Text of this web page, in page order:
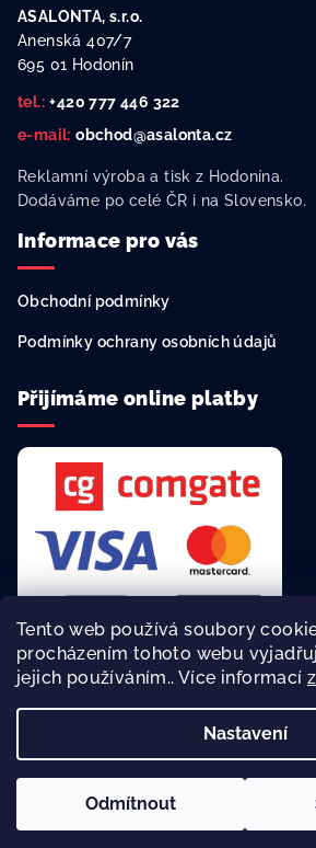
Tento web používá soubory
procházením tohoto webu
jejich používáním.. Více informací
Nastavení
Odmítnout
ASALONTA, s.r.o.
Anenská 407/7
695 01 Hodonín
tel.: +420 777 446 322
e-mail: obchod@asalonta.cz
Reklamní výroba a tisk z Hodonína.
Dodáváme po celé ČR i na Slovensko.
Informace pro vás
Obchodní podmínky
Podmínky ochrany osobních údajů
Přijímáme online platby
Rychlá a bezpečná platba online.
vyhrazena.
Vytvořil